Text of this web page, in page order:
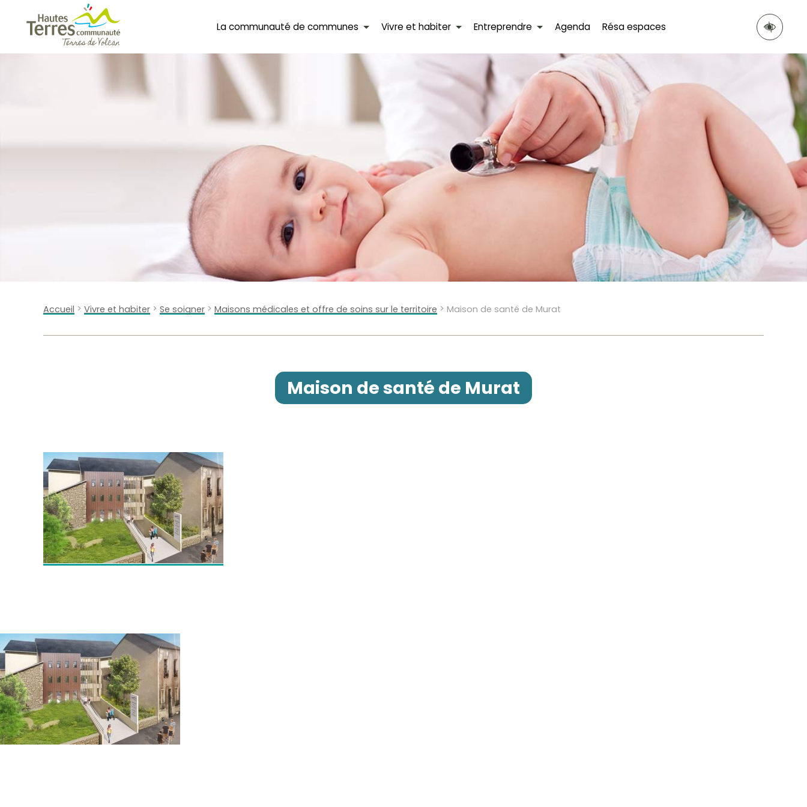
La communauté de communes Vivre et habiter Entreprendre Agenda Résa espaces
Accueil > Vivre et habiter > Se soigner > Maisons médicales et offre de soins sur le territoire > Maison de santé de Murat
Maison de santé de Murat